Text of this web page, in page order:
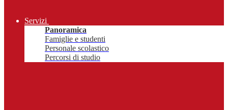
Servizi
Panoramica
Famiglie e studenti
Personale scolastico
Percorsi di studio